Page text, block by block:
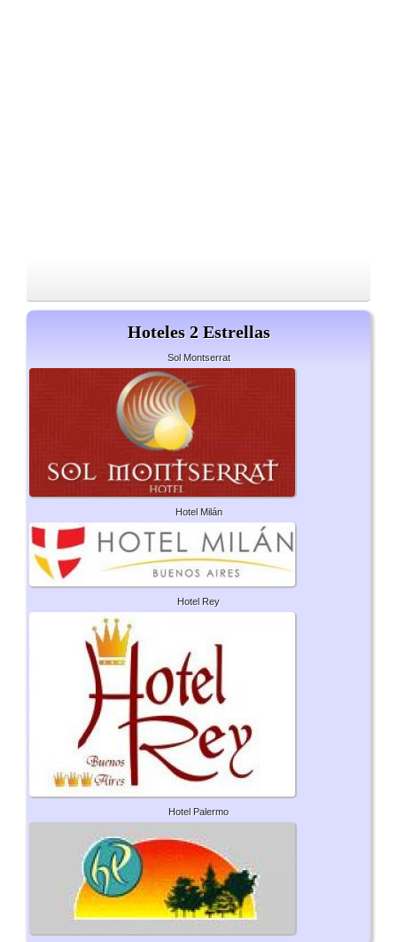
Hoteles 2 Estrellas
Sol Montserrat
Hotel Milán
Hotel Rey
Hotel Palermo